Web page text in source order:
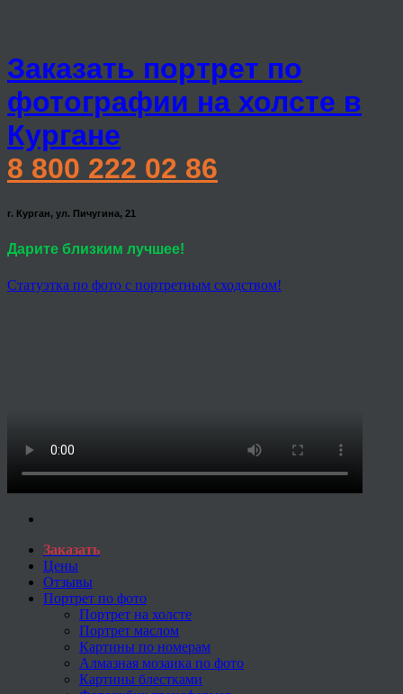
Заказать портрет по
фотографии на холсте в
Кургане
8 800 222 02 86
г. Курган, ул. Пичугина, 21
Дарите близким лучшее!
Статуэтка по фото с портретным сходством!
Заказать
Цены
Отзывы
Портрет по фото
Портрет на холсте
Портрет маслом
Картины по номерам
Алмазная мозаика по фото
Картины блестками